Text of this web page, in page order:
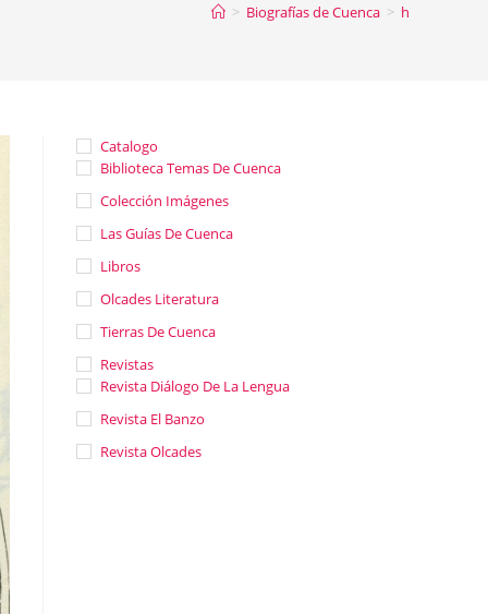
> Biografías de Cuenca > h
Catalogo
Biblioteca Temas De Cuenca
Colección Imágenes
Las Guías De Cuenca
Libros
Olcades Literatura
Tierras De Cuenca
Revistas
Revista Diálogo De La Lengua
Revista El Banzo
Revista Olcades